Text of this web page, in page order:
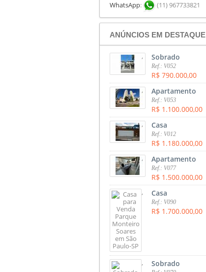
WhatsApp: (11) 967733821
ANÚNCIOS EM DESTAQUE
, Sobrado
Ref.: V052
R$ 790.000,00
, Apartamento
Ref.: V053
R$ 1.100.000,00
, Casa
Ref.: V012
R$ 1.180.000,00
, Apartamento
Ref.: V077
R$ 1.500.000,00
, Casa
Ref.: V090
R$ 1.700.000,00
, Sobrado